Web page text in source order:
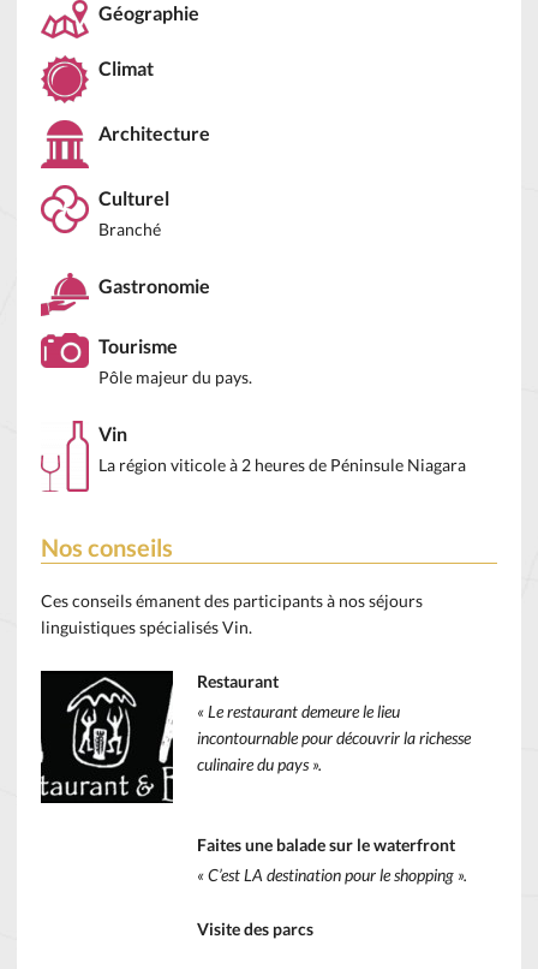
Géographie
Climat
Architecture
Culturel
Branché
Gastronomie
Tourisme
Pôle majeur du pays.
Vin
La région viticole à 2 heures de Péninsule Niagara
Nos conseils
Ces conseils émanent des participants à nos séjours
linguistiques spécialisés Vin.
Restaurant
« Le restaurant demeure le lieu
incontournable pour découvrir la richesse
culinaire du pays ».
Faites une balade sur le waterfront
« C’est LA destination pour le shopping ».
Visite des parcs